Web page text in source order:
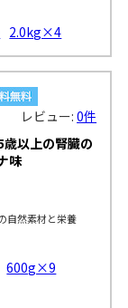
2.0kg×4
レビュー:0件
以上の腎臓の
味
自然素材と栄養
600g×9